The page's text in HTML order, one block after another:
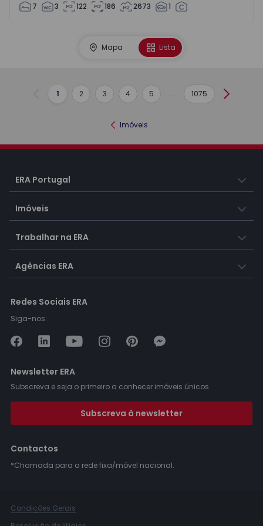
7 3 122 186 2673 1
Mapa Lista
Anterior
1 2 3 4 5 ... 1075
Imóveis
ERA Portugal
Imóveis
Trabalhar na ERA
Agências ERA
Redes Sociais ERA
Siga-nos:
Newsletter ERA
Subscreva e seja o primeiro a conhecer imóveis únicos.
Subscreva à newsletter
Contactos
*Chamada para a rede fixa/móvel nacional.
Condições Gerais